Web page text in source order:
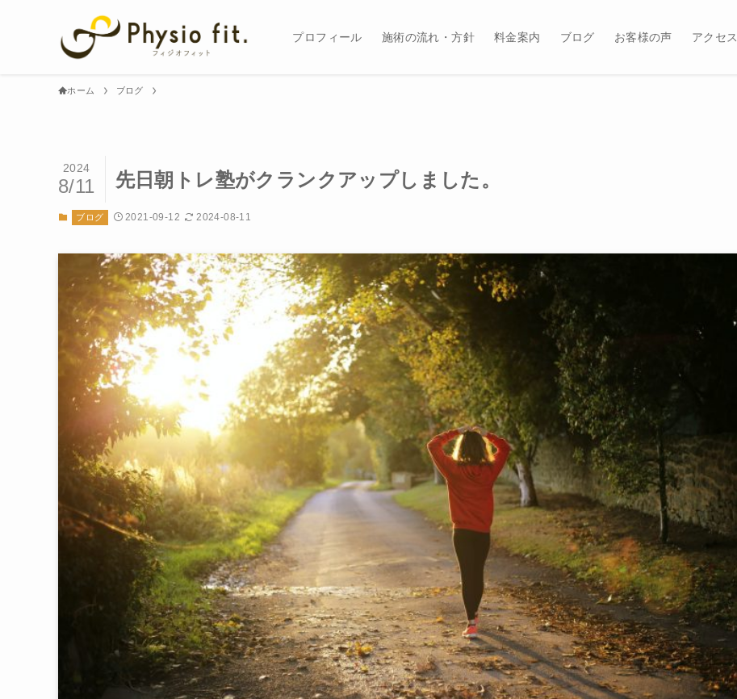
プロフィール 施術の流れ・方針 料金案内 ブログ お客様の声 アクセス
ホーム ブログ
先日朝トレ塾がクランクアップしました。
2024
8/11
ブログ 2021-09-12 2024-08-11